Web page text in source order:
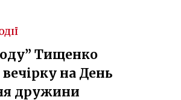
Тищенко
на День
дружини